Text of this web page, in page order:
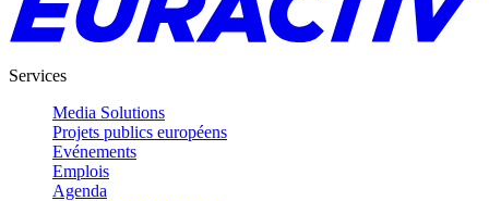
Services
Media Solutions
Projets publics européens
Evénements
Emplois
Agenda